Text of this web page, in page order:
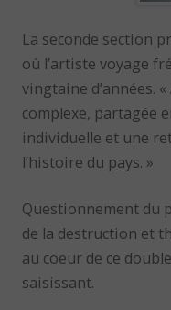
La seconde section
où l’artiste voyage
vingtaine d’années.
complexe, partagée
individuelle et une
l’histoire du pays. »
Questionnement du
de la destruction et
au coeur de ce
saisissant.